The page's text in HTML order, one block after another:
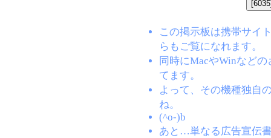
この掲示板は携帯サイ
らもご覧になれます。
同時にMacやWinなど
てます。
よって、その機種独自
ね。
(^o-)b
あと…単なる広告宣伝